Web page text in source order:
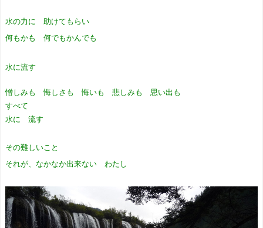
水の力に 助けてもらい
何もかも 何でもかんでも
水に流す
憎しみも 悔しさも 悔いも 悲しみも 思い出も
すべて
水に 流す
その難しいこと
それが、なかなか出来ない わたし